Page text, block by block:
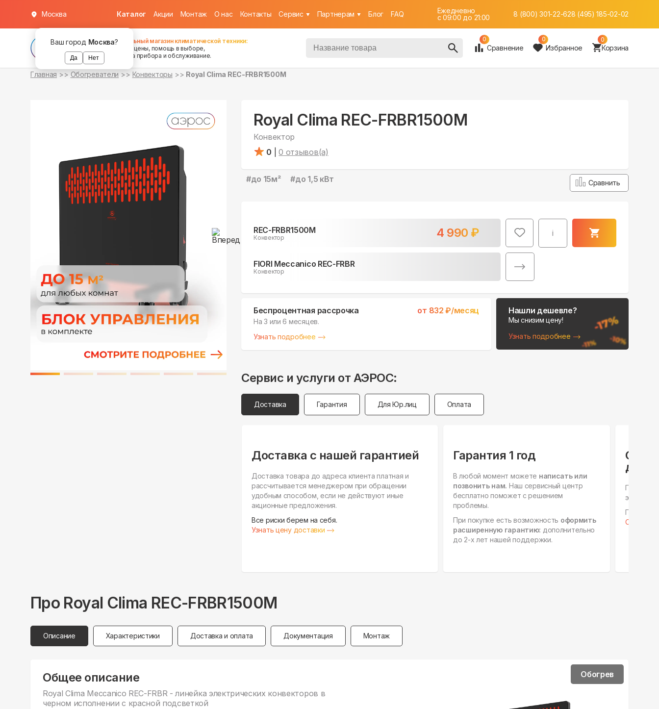
Ваш город Москва?
Да Нет
Москва Каталог Акции Монтаж О нас Контакты Cервис Партнерам Блог FAQ
Ежедневно
c 09:00 до 21:00
8 (800) 301-22-628 (495) 185-02-02
Федеральный магазин климатической техники:
хорошие цены, помощь в выборе,
установка прибора и обслуживание.
0
Сравнение
0
Избранное
0
Корзина
Главная Обогреватели Конвекторы Royal Clima REC-FRBR1500M
Royal Clima REC-FRBR1500M
Конвектор
0
0 отзывов(а)
#до 15м² #до 1,5 кВт Сравнить
REC-FRBR1500M
Конвектор 4 990 ₽ i
уточняйте
FIORI Meccanico REC-FRBR
Конвектор
уточняйте
Беспроцентная рассрочка от 832 ₽/месяц
На 3 или 6 месяцев.
Узнать подробнее
Нашли дешевле?
Мы снизим цену!
Узнать подробнее
Сервис и услуги от АЭРОС:
Доставка Гарантия Для Юр.лиц Оплата
Доставка с нашей гарантией
Доставка товара до адреса клиента платная и
рассчитывается менеджером при обращении
удобным способом, если не действуют иные
акционные предложения.
Все риски берем на себя.
Узнать цену доставки
Гарантия 1 год
В любой момент можете написать или
позвонить нам. Наш сервисный центр
бесплатно поможет с решением
проблемы.
При покупке есть возможность оформить
расширенную гарантию: дополнительно
до 2-х лет нашей поддержки.
для
этапах,
Готовы к
Про Royal Clima REC-FRBR1500M
Описание Характеристики Доставка и оплата Документация Монтаж
Общее описание
Royal Clima Meccanico REC-FRBR - линейка электрических конвекторов в
черном исполнении с красной подсветкой
Обогрев